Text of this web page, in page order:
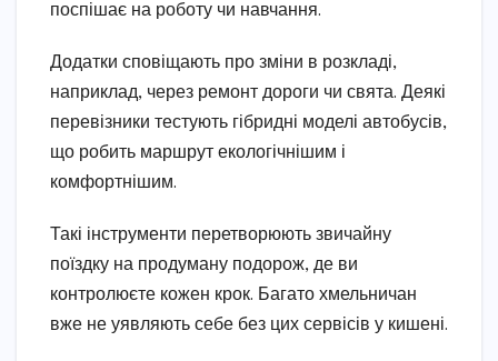
поспішає на роботу чи навчання.
Додатки сповіщають про зміни в розкладі,
наприклад, через ремонт дороги чи свята. Деякі
перевізники тестують гібридні моделі автобусів,
що робить маршрут екологічнішим і
комфортнішим.
Такі інструменти перетворюють звичайну
поїздку на продуману подорож, де ви
контролюєте кожен крок. Багато хмельничан
вже не уявляють себе без цих сервісів у кишені.